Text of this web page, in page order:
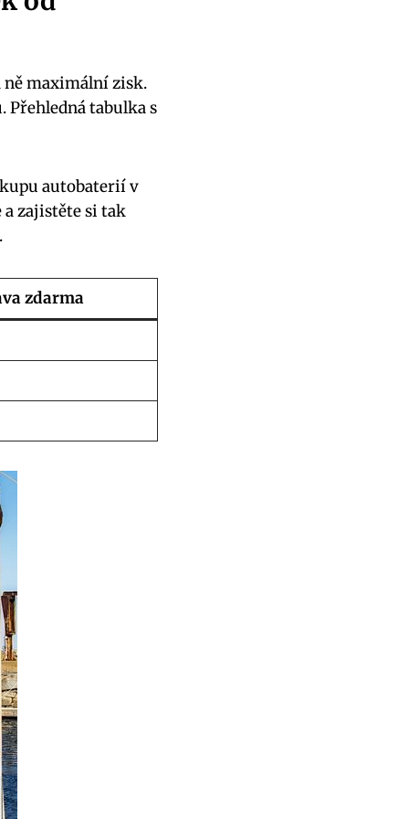
ně maximální zisk.
tabulka s⁣
autobaterií v
a zajistěte si tak⁤
zdarma